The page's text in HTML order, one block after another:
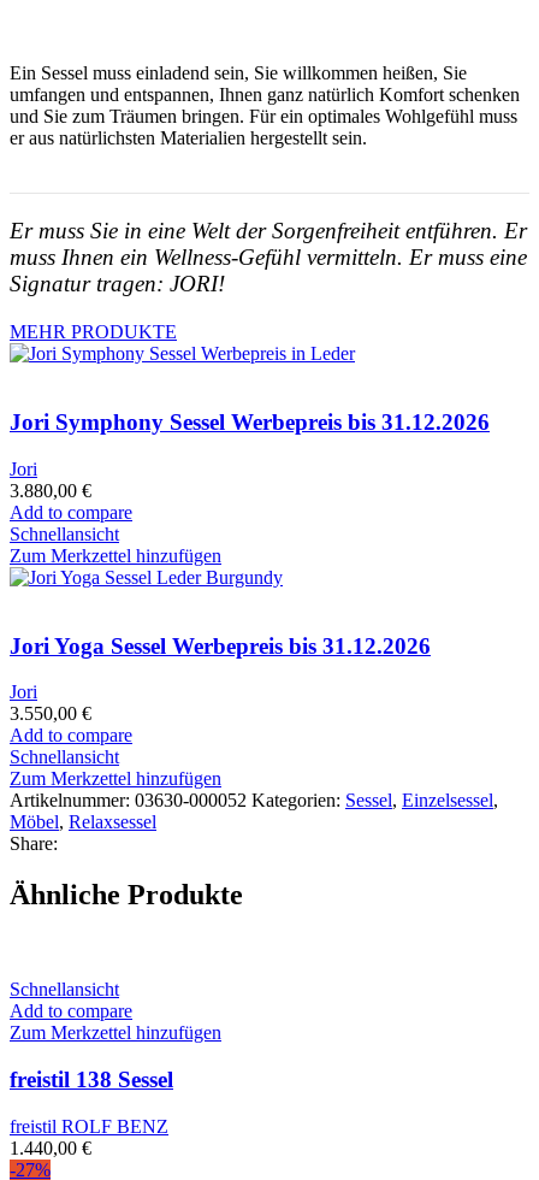
Ein Sessel muss einladend sein, Sie willkommen heißen, Sie
umfangen und entspannen, Ihnen ganz natürlich Komfort schenken
und Sie zum Träumen bringen. Für ein optimales Wohlgefühl muss
er aus natürlichsten Materialien hergestellt sein.
Er muss Sie in eine Welt der Sorgenfreiheit entführen. Er
muss Ihnen ein Wellness-Gefühl vermitteln. Er muss eine
Signatur tragen: JORI!
MEHR PRODUKTE
Jori Symphony Sessel Werbepreis bis 31.12.2026
Jori
3.880,00 €
Add to compare
Schnellansicht
Zum Merkzettel hinzufügen
Jori Yoga Sessel Werbepreis bis 31.12.2026
Jori
3.550,00 €
Add to compare
Schnellansicht
Zum Merkzettel hinzufügen
Artikelnummer: 03630-000052 Kategorien: Sessel, Einzelsessel,
Möbel, Relaxsessel
Share:
Ähnliche Produkte
Schnellansicht
Add to compare
Zum Merkzettel hinzufügen
freistil 138 Sessel
freistil ROLF BENZ
1.440,00 €
-27%